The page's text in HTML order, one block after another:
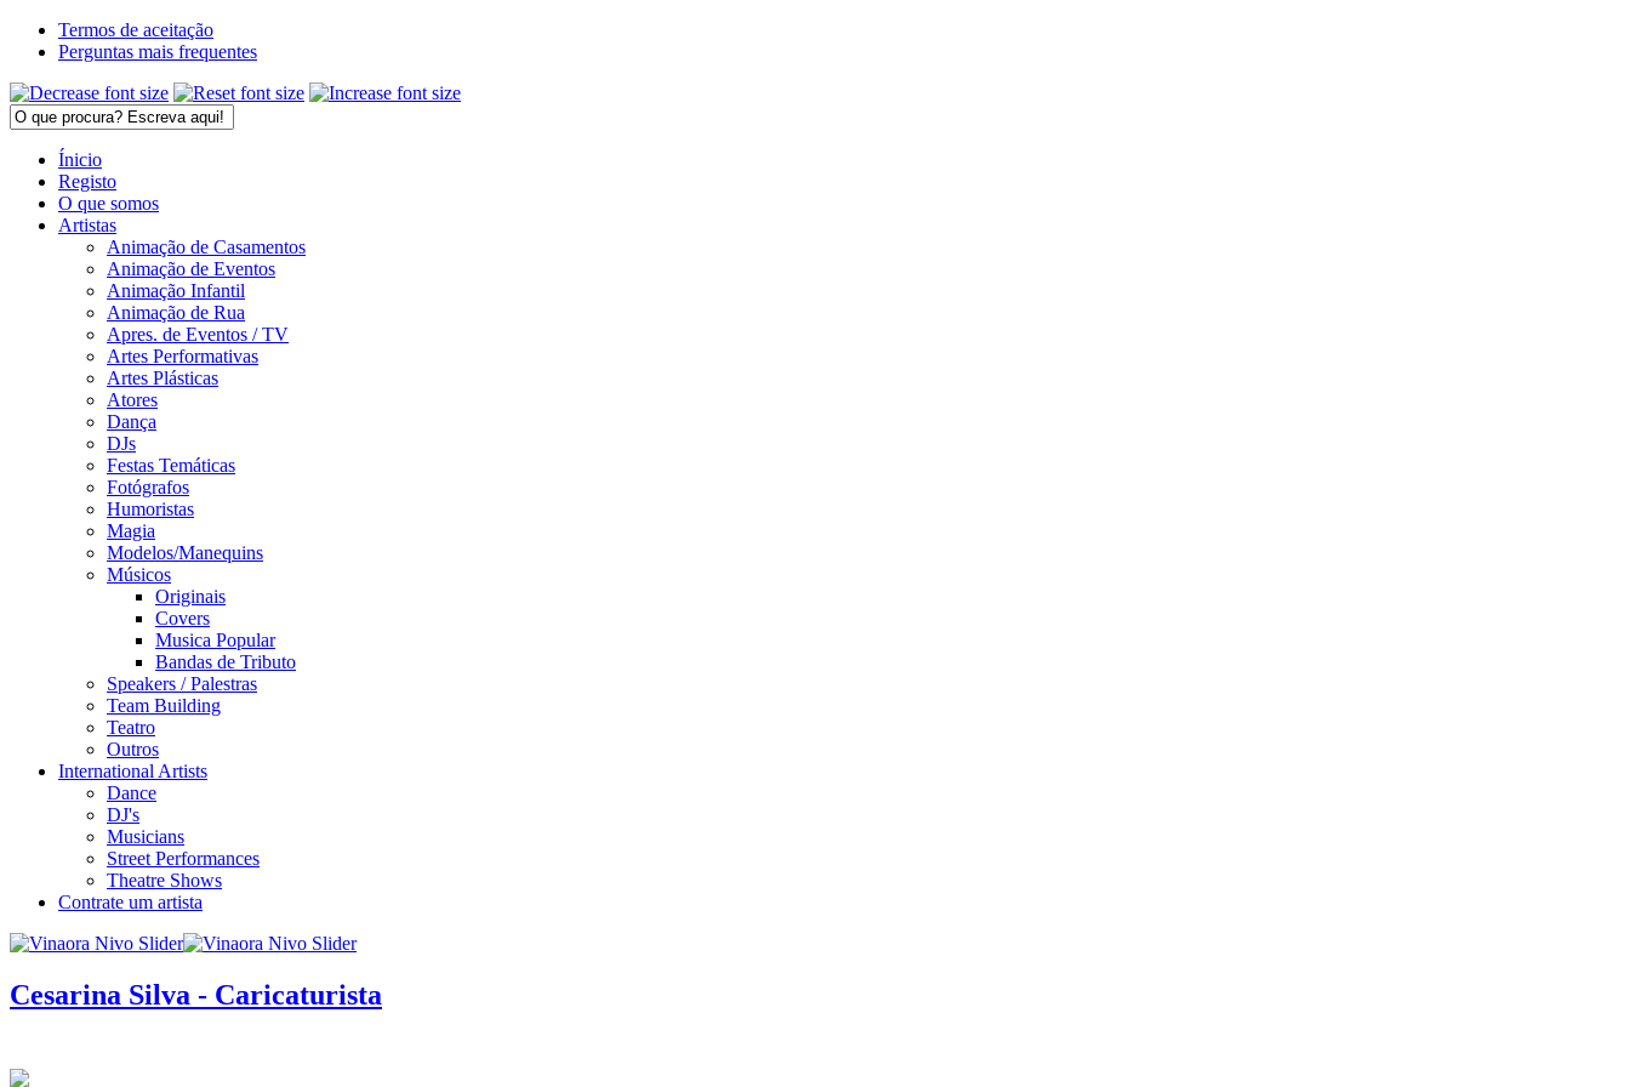
Termos de aceitação
Perguntas mais frequentes
Ínicio
Registo
O que somos
Artistas
Animação de Casamentos
Animação de Eventos
Animação Infantil
Animação de Rua
Apres. de Eventos / TV
Artes Performativas
Artes Plásticas
Atores
Dança
DJs
Festas Temáticas
Fotógrafos
Humoristas
Magia
Modelos/Manequins
Músicos
Originais
Covers
Musica Popular
Bandas de Tributo
Speakers / Palestras
Team Building
Teatro
Outros
International Artists
Dance
DJ's
Musicians
Street Performances
Theatre Shows
Contrate um artista
Cesarina Silva - Caricaturista